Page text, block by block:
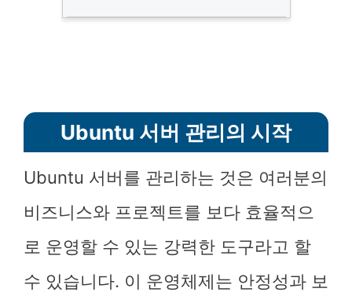
Ubuntu 서버 관리의 시작
Ubuntu 서버를 관리하는 것은 여러분의
비즈니스와 프로젝트를 보다 효율적으
로 운영할 수 있는 강력한 도구라고 할
수 있습니다. 이 운영체제는 안정성과 보